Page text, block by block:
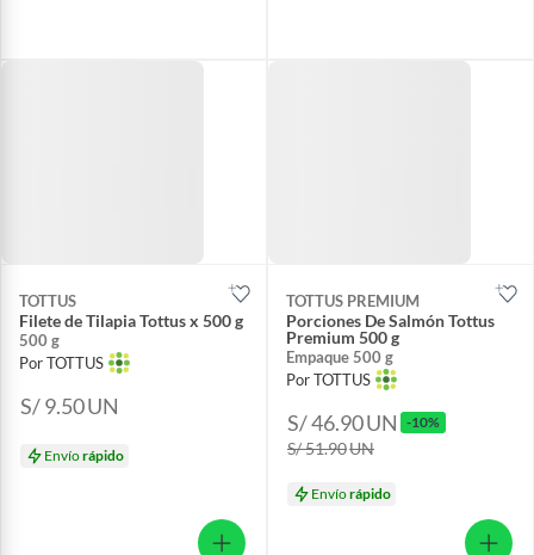
TOTTUS
Filete de Tilapia Tottus x 500 g
500 g
Por TOTTUS
S/ 9.50UN
Envíorápido
TOTTUS PREMIUM
Porciones De Salmón Tottus
Premium 500 g
Empaque 500 g
Por TOTTUS
S/ 46.90UN -10%
S/ 51.90UN
Envíorápido